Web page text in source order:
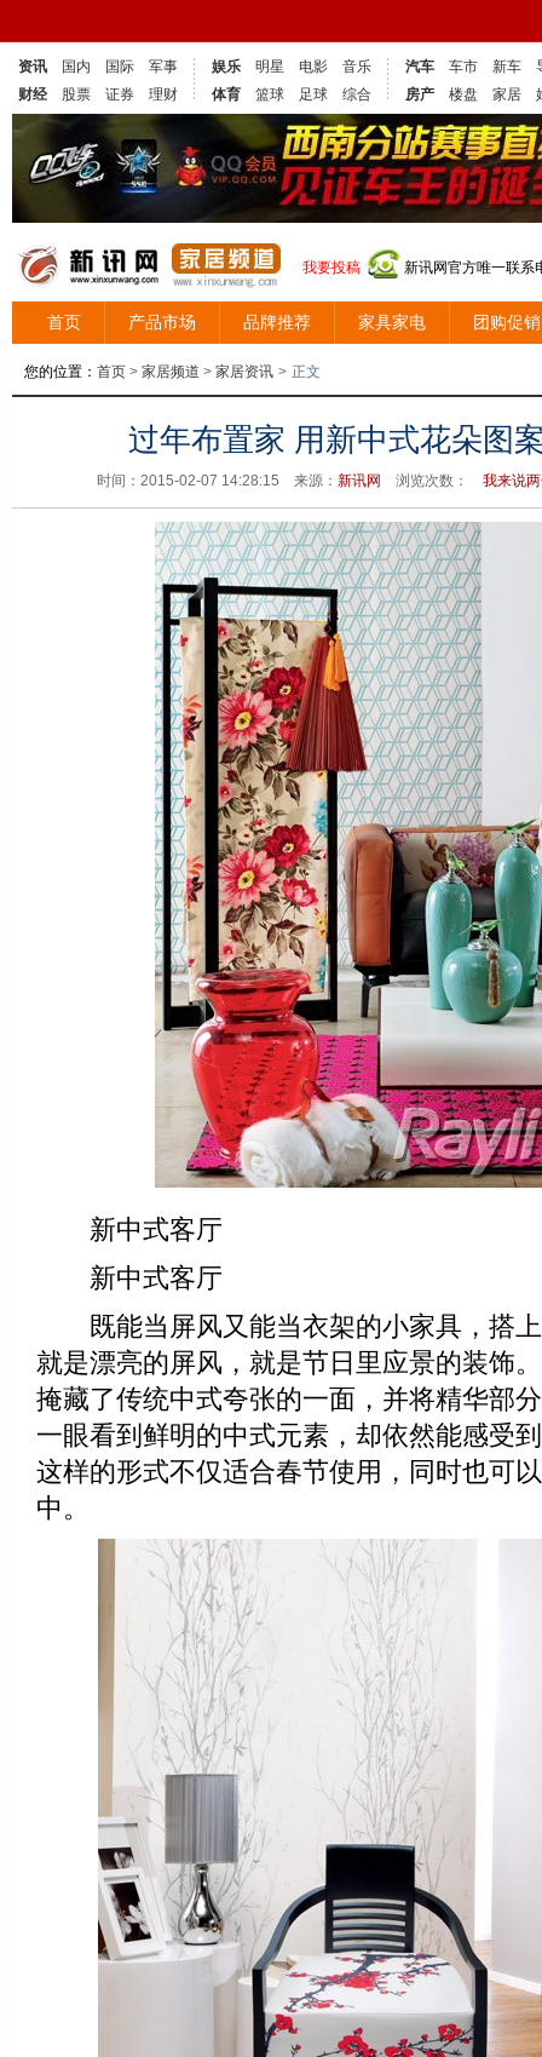
资讯 国内 国际
军事
财经
股票 证券 理财
娱乐 明星 电影
音乐
体育
篮球 足球 综合
汽车 车市 新车
房产
楼盘 家居
我要投稿 新讯网官方唯一联
首页 产品市场 品牌推荐 家具家电 团购促销
您的位置： 首页 > 家居频道 > 家居资讯 > 正文
过年布置家 用新中式花朵图
时间：2015-02-07 14:28:15 来源： 新讯网 浏览次数： 我来说
新中式客厅
新中式客厅
既能当屏风又能当衣架的小家具，搭上
就是漂亮的屏风，就是节日里应景的装饰
掩藏了传统中式夸张的一面，并将精华部
一眼看到鲜明的中式元素，却依然能感受
这样的形式不仅适合春节使用，同时也可
中。